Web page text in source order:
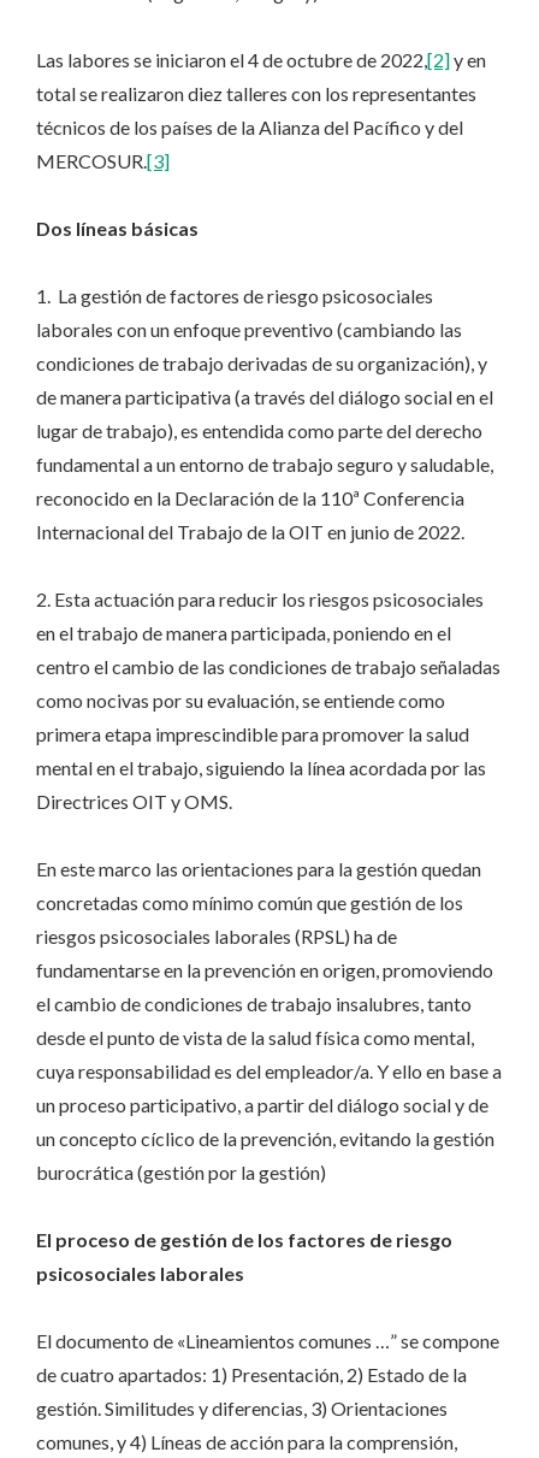
Las labores se iniciaron el 4 de octubre de 2022, [2]y en
total se realizaron diez talleres con los representantes
técnicos de los países de la Alianza del Pacífico y del
MERCOSUR. [3]
Dos líneas básicas
1. La gestión de factores de riesgo psicosociales
laborales con un enfoque preventivo (cambiando las
condiciones de trabajo derivadas de su organización), y
de manera participativa (a través del diálogo social en el
lugar de trabajo), es entendida como parte del derecho
fundamental a un entorno de trabajo seguro y saludable,
reconocido en la Declaración de la 110ª Conferencia
Internacional del Trabajo de la OIT en junio de 2022.
2. Esta actuación para reducir los riesgos psicosociales
en el trabajo de manera participada, poniendo en el
centro el cambio de las condiciones de trabajo señaladas
como nocivas por su evaluación, se entiende como
primera etapa imprescindible para promover la salud
mental en el trabajo, siguiendo la línea acordada por las
Directrices OIT y OMS.
En este marco las orientaciones para la gestión quedan
concretadas como mínimo común que gestión de los
riesgos psicosociales laborales (RPSL) ha de
fundamentarse en la prevención en origen, promoviendo
el cambio de condiciones de trabajo insalubres, tanto
desde el punto de vista de la salud física como mental,
cuya responsabilidad es del empleador/a. Y ello en base a
un proceso participativo, a partir del diálogo social y de
un concepto cíclico de la prevención, evitando la gestión
burocrática (gestión por la gestión)
El proceso de gestión de los factores de riesgo
psicosociales laborales
El documento de «Lineamientos comunes …” se compone
de cuatro apartados: 1) Presentación, 2) Estado de la
gestión. Similitudes y diferencias, 3) Orientaciones
comunes, y 4) Líneas de acción para la comprensión,